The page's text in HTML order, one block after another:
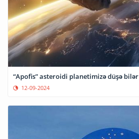
“Apofis” asteroidi planetimizə düşə bilər
12-09-2024